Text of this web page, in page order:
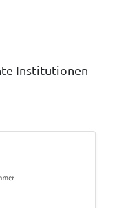
Institutionen